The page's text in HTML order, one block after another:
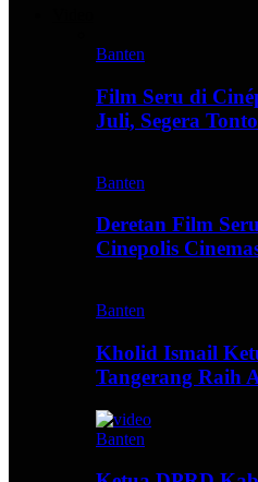
Banten
Film Seru di
Juli, Segera
Banten
Deretan Film
Cinepolis
Banten
Kholid Ismail
Tangerang Raih
Banten